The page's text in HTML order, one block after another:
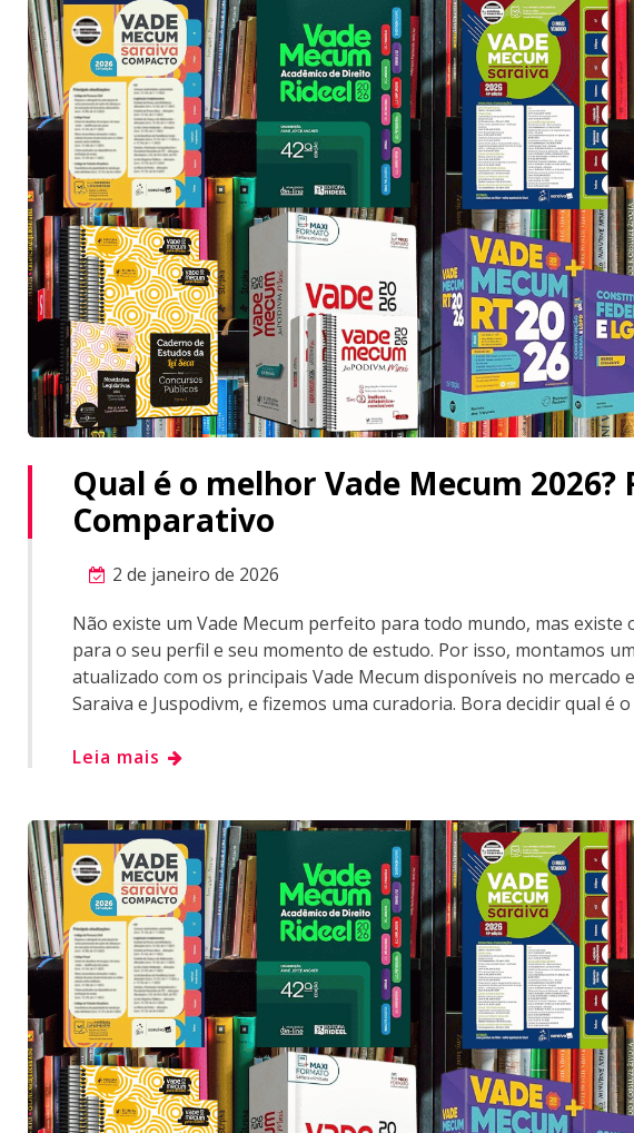
Qual é o melhor Vade Mecum 2026?
Comparativo
2 de janeiro de 2026
Não existe um Vade Mecum perfeito para todo mundo, mas existe
para o seu perfil e seu momento de estudo. Por isso, montamos
atualizado com os principais Vade Mecum disponíveis no mercado
Saraiva e Juspodivm, e fizemos uma curadoria. Bora decidir qual é
Leia mais